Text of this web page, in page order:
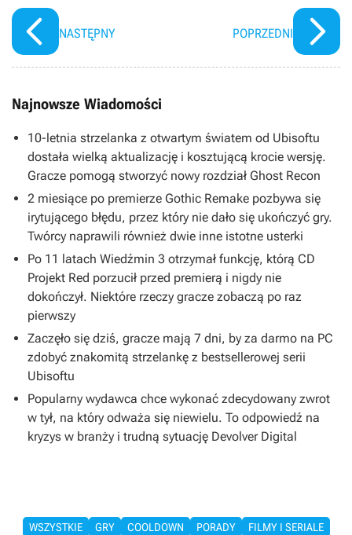
NASTĘPNY POPRZEDNI
Najnowsze Wiadomości
10-letnia strzelanka z otwartym światem od Ubisoftu
dostała wielką aktualizację i kosztującą krocie wersję.
Gracze pomogą stworzyć nowy rozdział Ghost Recon
2 miesiące po premierze Gothic Remake pozbywa się
irytującego błędu, przez który nie dało się ukończyć gry.
Twórcy naprawili również dwie inne istotne usterki
Po 11 latach Wiedźmin 3 otrzymał funkcję, którą CD
Projekt Red porzucił przed premierą i nigdy nie
dokończył. Niektóre rzeczy gracze zobaczą po raz
pierwszy
Zaczęło się dziś, gracze mają 7 dni, by za darmo na PC
zdobyć znakomitą strzelankę z bestsellerowej serii
Ubisoftu
Popularny wydawca chce wykonać zdecydowany zwrot
w tył, na który odważa się niewielu. To odpowiedź na
kryzys w branży i trudną sytuację Devolver Digital
WSZYSTKIE GRY COOLDOWN PORADY
FILMY I SERIALE